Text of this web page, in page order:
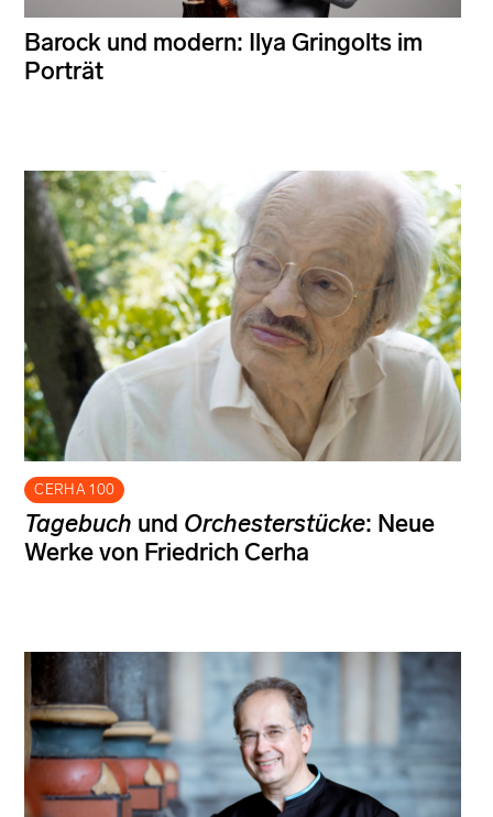
Barock und modern: Ilya Gringolts im
Porträt
CERHA 100
Tagebuch und Orchesterstücke: Neue
Werke von Friedrich Cerha